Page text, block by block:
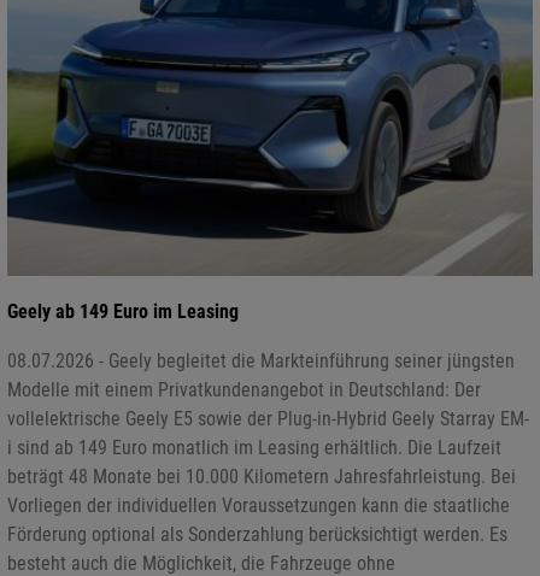
Geely ab 149 Euro im Leasing
08.07.2026 - Geely begleitet die Markteinführung seiner jüngsten
Modelle mit einem Privatkundenangebot in Deutschland: Der
vollelektrische Geely E5 sowie der Plug-in-Hybrid Geely Starray EM-
i sind ab 149 Euro monatlich im Leasing erhältlich. Die Laufzeit
beträgt 48 Monate bei 10.000 Kilometern Jahresfahrleistung. Bei
Vorliegen der individuellen Voraussetzungen kann die staatliche
Förderung optional als Sonderzahlung berücksichtigt werden. Es
besteht auch die Möglichkeit, die Fahrzeuge ohne